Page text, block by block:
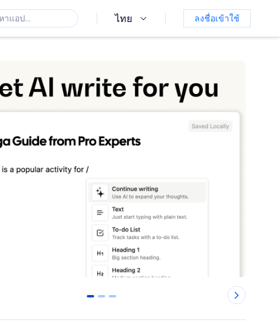
ไทย ลงชื่อเข้าใช้
0 1 2